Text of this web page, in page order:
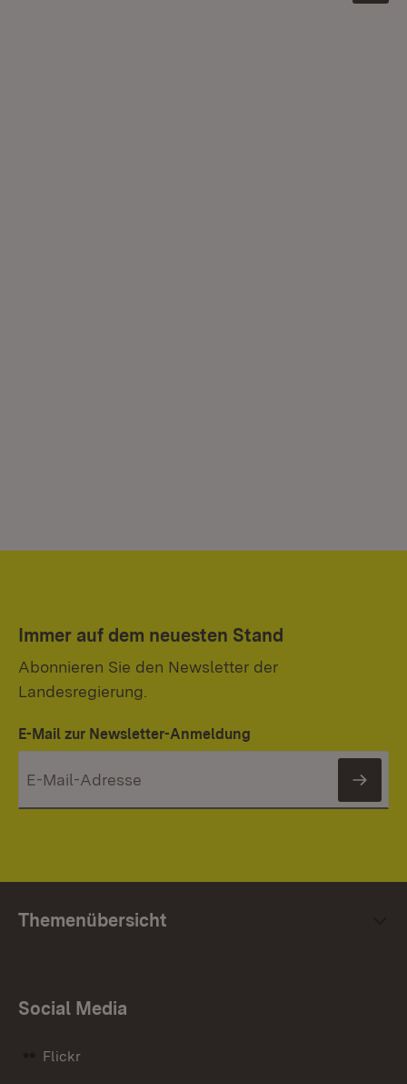
Immer auf dem neuesten Stand
Abonnieren Sie den Newsletter der
Landesregierung.
E-Mail zur Newsletter-Anmeldung
Themenübersicht
Social Media
Flickr